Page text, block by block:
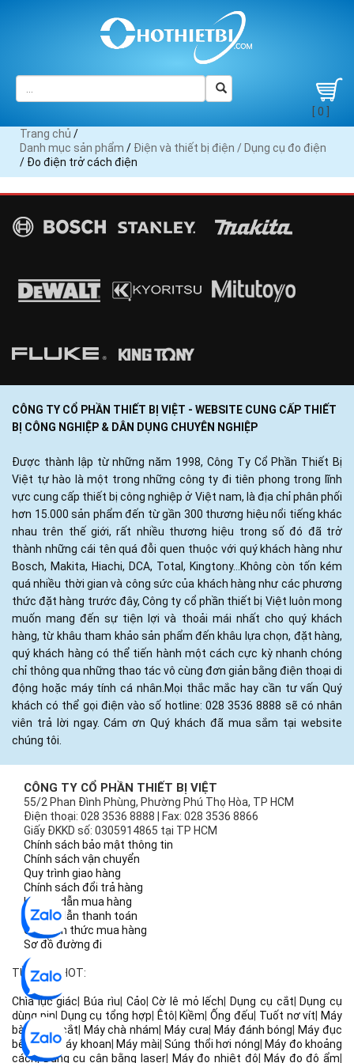
[ 0 ]
Trang chủ /
Danh mục sản phẩm / Điện và thiết bị điện / Dụng cụ đo điện
/ Đo điện trở cách điện
CÔNG TY CỔ PHẦN THIẾT BỊ VIỆT - WEBSITE CUNG CẤP THIẾT
BỊ CÔNG NGHIỆP & DÂN DỤNG CHUYÊN NGHIỆP
Được thành lập từ những năm 1998, Công Ty Cổ Phần Thiết Bị
Việt tự hào là một trong những công ty đi tiên phong trong lĩnh
vực cung cấp thiết bị công nghiệp ở Việt nam, là địa chỉ phân phối
hơn 15.000 sản phẩm đến từ gần 300 thương hiệu nổi tiếng khác
nhau trên thế giới, rất nhiều thương hiệu trong số đó đã trở
thành những cái tên quá đỗi quen thuộc với quý khách hàng như
Bosch, Makita, Hiachi, DCA, Total, Kingtony...Không còn tốn kém
quá nhiều thời gian và công sức của khách hàng như các phương
thức đặt hàng trước đây, Công ty cổ phần thiết bị Việt luôn mong
muốn mang đến sự tiện lợi và thoải mái nhất cho quý khách
hàng, từ khâu tham khảo sản phẩm đến khâu lựa chọn, đặt hàng,
quý khách hàng có thể tiến hành một cách cực kỳ nhanh chóng
chỉ thông qua những thao tác vô cùng đơn giản bằng điện thoại di
động hoặc máy tính cá nhân.Mọi thắc mắc hay cần tư vấn Quý
khách có thể gọi điện vào số hotline: 028 3536 8888 sẽ có nhân
viên trả lời ngay. Cám ơn Quý khách đã mua sắm tại website
chúng tôi.
CÔNG TY CỔ PHẦN THIẾT BỊ VIỆT
55/2 Phan Đình Phùng, Phường Phú Thọ Hòa, TP HCM
Điện thoại: 028 3536 8888 | Fax: 028 3536 8866
Giấy ĐKKD số: 0305914865 tại TP HCM
Chính sách bảo mật thông tin
Chính sách vận chuyển
Quy trình giao hàng
Chính sách đổi trả hàng
Hướng dẫn mua hàng
Hướng dẫn thanh toán
Các hình thức mua hàng
Sơ đồ đường đi
TỪ KHÓA HOT:
Chìa lục giác Búa rìu Cảo |Cờ lê mỏ lếch Dụng cụ cắt
Dụng cụ
dùng pin
Dụng cụ tổng hợp Êtô Kiềm |Ống đếu Tuốt nơ vít
Máy
bào|Máy cắt Máy chà nhám Máy cưa Máy đánh bóng
Máy đục
bê tông|Máy khoan Máy mài Súng thổi hơi nóng Máy đo khoảng
cách|Dụng cụ cân bằng laser Máy đo nhiệt độ Máy đo độ ẩm